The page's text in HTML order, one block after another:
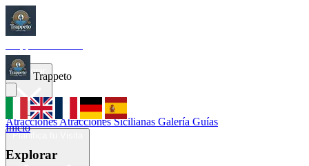
Inicio
AtraccionesAtracciones Sicilianas Galería Guías
Trappeto
Inicio
Explorar